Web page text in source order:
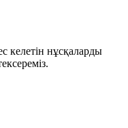
келетін нұсқаларды